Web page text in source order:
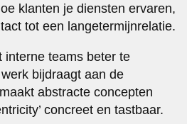
klanten je diensten ervaren,
tot een langetermijnrelatie.
interne teams beter te
bijdraagt aan de
abstracte concepten
concreet en tastbaar.